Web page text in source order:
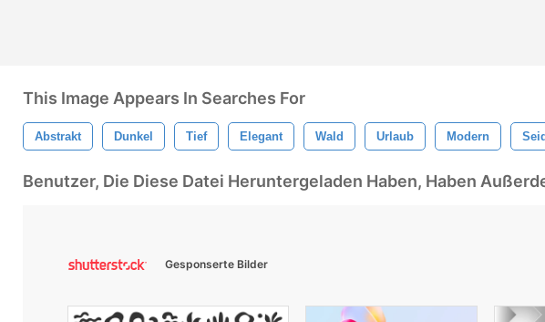
This Image Appears In Searches For
Abstrakt Dunkel Tief Elegant Wald Urlaub Modern
Benutzer, Die Diese Datei Heruntergeladen Haben, Haben
Gesponserte Bilder